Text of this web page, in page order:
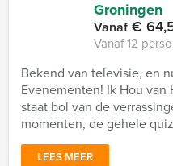
Groningen
Vanaf€
Vanaf 12
Bekend van televisie, en
Evenementen! Ik Hou
staat bol van de
momenten, de gehele
LEES MEER